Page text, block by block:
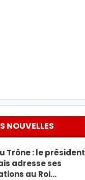
NOUVELLES
Trône : le président
adresse ses
au Roi…